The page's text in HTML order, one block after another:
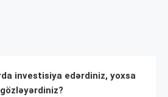
investisiya edərdiniz, yoxsa
gözləyərdiniz?